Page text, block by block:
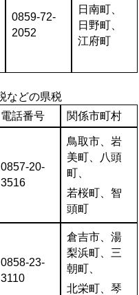
0859-72-
2052
日南町、
日野町、
江府町
などの県税
電話番号 関係市町村
0857-20-
3516
鳥取市、岩
美町、八頭
町、
若桜町、智
頭町
0858-23-
3110
倉吉市、湯
梨浜町、三
朝町、
北栄町、琴